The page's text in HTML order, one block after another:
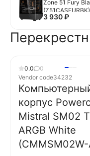
Zone 51 Fury
(Z51CASFURBK)
3 930₽
0.0
0
Vendor code34232
корпус
Mistral SM02
ARGB White